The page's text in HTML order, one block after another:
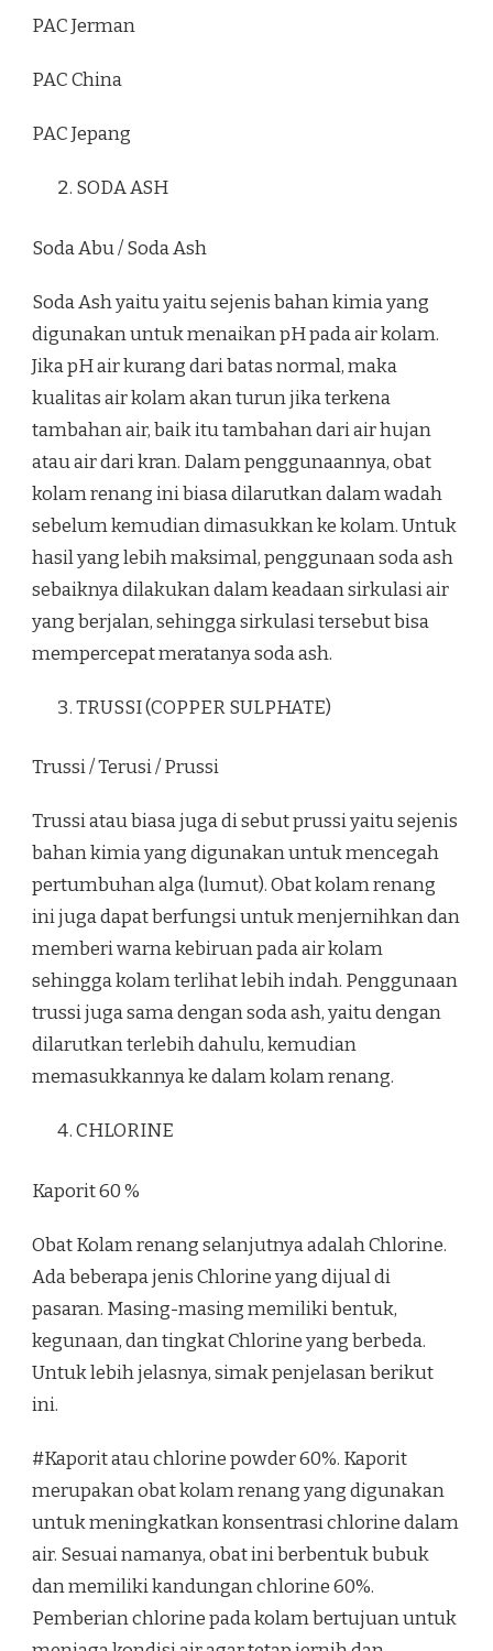
PAC Jerman
PAC China
PAC Jepang
SODA ASH
Soda Abu / Soda Ash
Soda Ash yaitu yaitu sejenis bahan kimia yang
digunakan untuk menaikan pH pada air kolam.
Jika pH air kurang dari batas normal, maka
kualitas air kolam akan turun jika terkena
tambahan air, baik itu tambahan dari air hujan
atau air dari kran. Dalam penggunaannya, obat
kolam renang ini biasa dilarutkan dalam wadah
sebelum kemudian dimasukkan ke kolam. Untuk
hasil yang lebih maksimal, penggunaan soda ash
sebaiknya dilakukan dalam keadaan sirkulasi air
yang berjalan, sehingga sirkulasi tersebut bisa
mempercepat meratanya soda ash.
TRUSSI (COPPER SULPHATE)
Trussi / Terusi / Prussi
Trussi atau biasa juga di sebut prussi yaitu sejenis
bahan kimia yang digunakan untuk mencegah
pertumbuhan alga (lumut). Obat kolam renang
ini juga dapat berfungsi untuk menjernihkan dan
memberi warna kebiruan pada air kolam
sehingga kolam terlihat lebih indah. Penggunaan
trussi juga sama dengan soda ash, yaitu dengan
dilarutkan terlebih dahulu, kemudian
memasukkannya ke dalam kolam renang.
CHLORINE
Kaporit 60 %
Obat Kolam renang selanjutnya adalah Chlorine.
Ada beberapa jenis Chlorine yang dijual di
pasaran. Masing-masing memiliki bentuk,
kegunaan, dan tingkat Chlorine yang berbeda.
Untuk lebih jelasnya, simak penjelasan berikut
ini.
#Kaporit atau chlorine powder 60%. Kaporit
merupakan obat kolam renang yang digunakan
untuk meningkatkan konsentrasi chlorine dalam
air. Sesuai namanya, obat ini berbentuk bubuk
dan memiliki kandungan chlorine 60%.
Pemberian chlorine pada kolam bertujuan untuk